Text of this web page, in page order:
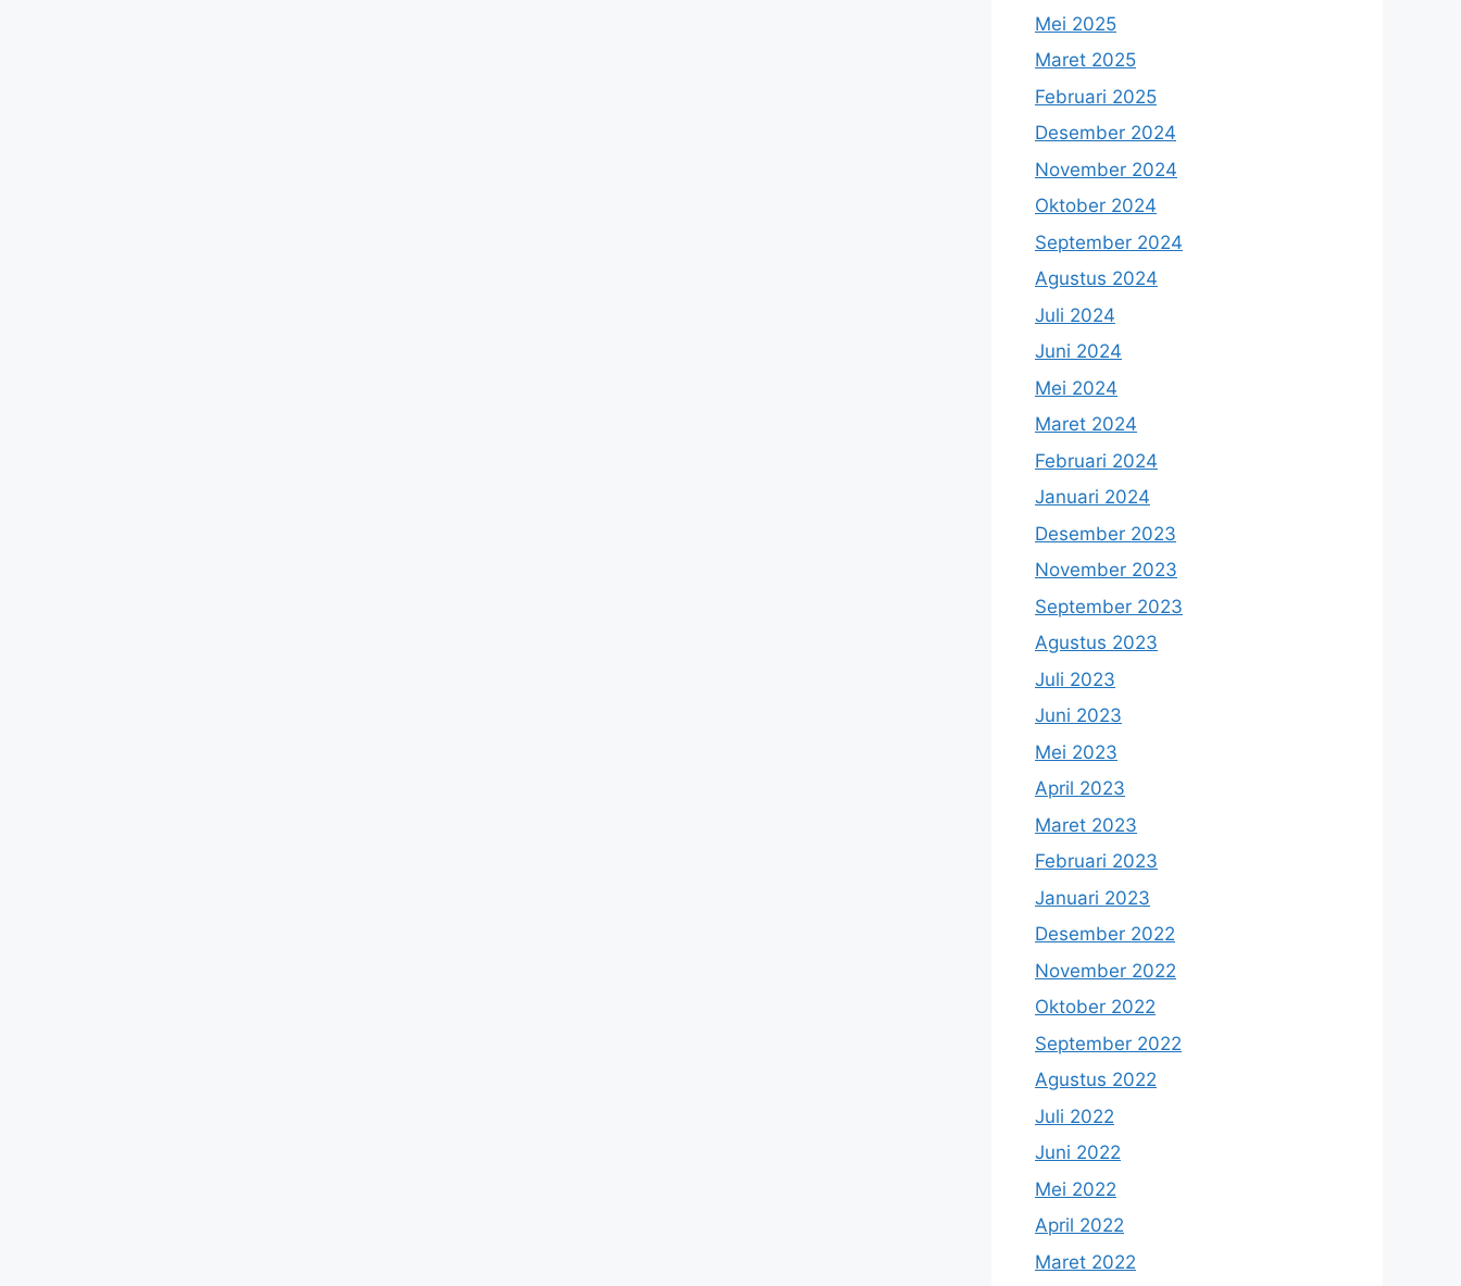
Mei 2025
Maret 2025
Februari 2025
Desember 2024
November 2024
Oktober 2024
September 2024
Agustus 2024
Juli 2024
Juni 2024
Mei 2024
Maret 2024
Februari 2024
Januari 2024
Desember 2023
November 2023
September 2023
Agustus 2023
Juli 2023
Juni 2023
Mei 2023
April 2023
Maret 2023
Februari 2023
Januari 2023
Desember 2022
November 2022
Oktober 2022
September 2022
Agustus 2022
Juli 2022
Juni 2022
Mei 2022
April 2022
Maret 2022